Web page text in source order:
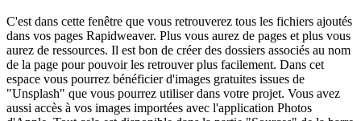
C'est dans cette fenêtre que vous retrouverez tous les fichiers ajoutés
dans vos pages Rapidweaver. Plus vous aurez de pages et plus vous
aurez de ressources. Il est bon de créer des dossiers associés au nom
de la page pour pouvoir les retrouver plus facilement. Dans cet
espace vous pourrez bénéficier d'images gratuites issues de
"Unsplash" que vous pourrez utiliser dans votre projet. Vous avez
aussi accès à vos images importées avec l'application Photos